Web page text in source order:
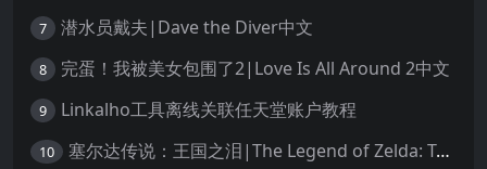
7 潜水员戴夫|Dave the Diver中文
8 完蛋！我被美女包围了2|Love Is All Around 2中文
9 Linkalho工具离线关联任天堂账户教程
10 塞尔达传说：王国之泪|The Legend of Zelda: Tears of the Kingdom中文